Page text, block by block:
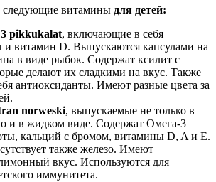
витамины для детей:
pikkukalat, включающие в себя
и витамин D. Выпускаются капсулами на
в виде рыбок. Содержат ксилит с
делают их сладкими на вкус. Также
антиоксиданты. Имеют разные цвета за
norweski, выпускаемые не только в
и в жидком виде. Содержат Омега-3
кальций с бромом, витамины D, A и Е.
также железо. Имеют
вкус. Используются для
иммунитета.